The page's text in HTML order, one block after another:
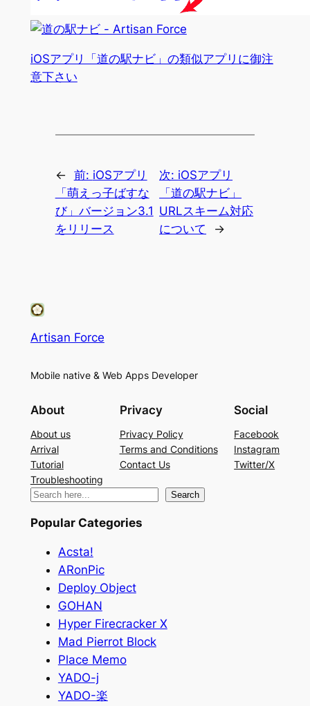
iOSアプリ「道の駅ナビ」の類似アプリに御注
意下さい
← 前: iOSアプリ
「萌えっ子ばすな
び」バージョン3.1
をリリース
次: iOSアプリ
「道の駅ナビ」
URLスキーム対応
について
→
Artisan Force
Mobile native & Web Apps Developer
About
About us
Arrival
Tutorial
Troubleshooting
Privacy
Privacy Policy
Terms and Conditions
Contact Us
Social
Facebook
Instagram
Twitter/X
検
Search
Popular Categories
Acsta!
ARonPic
Deploy Object
GOHAN
Hyper Firecracker X
Mad Pierrot Block
Place Memo
YADO-j
YADO-楽